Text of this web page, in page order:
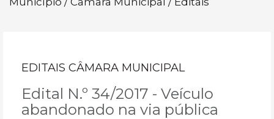
EDITAIS CÂMARA MUNICIPAL
Edital N.º 34/2017 - Veículo
abandonado na via pública